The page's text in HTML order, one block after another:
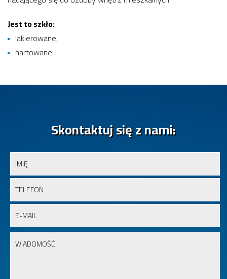
Jest to szkło:
lakierowane,
hartowane.
Skontaktuj się z nami: